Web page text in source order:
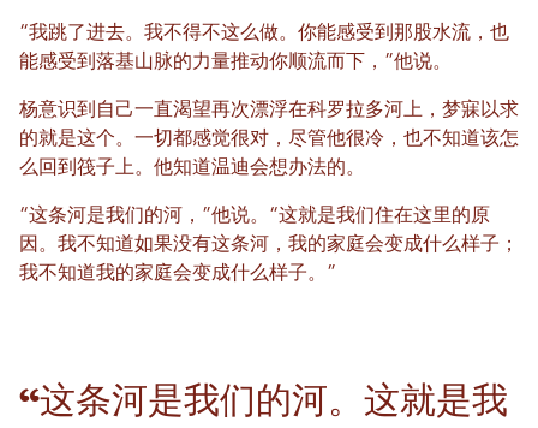
“我跳了进去。我不得不这么做。你能感受到那股水流，也
能感受到落基山脉的力量推动你顺流而下，”他说。
杨意识到自己一直渴望再次漂浮在科罗拉多河上，梦寐以求
的就是这个。一切都感觉很对，尽管他很冷，也不知道该怎
么回到筏子上。他知道温迪会想办法的。
“这条河是我们的河，”他说。“这就是我们住在这里的原
因。我不知道如果没有这条河，我的家庭会变成什么样子；
我不知道我的家庭会变成什么样子。”
“这条河是我们的河。这就是我